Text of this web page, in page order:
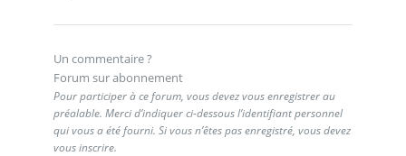
Un commentaire ?
Forum sur abonnement
Pour participer à ce forum, vous devez vous enregistrer au
préalable. Merci d’indiquer ci-dessous l’identifiant personnel
qui vous a été fourni. Si vous n’êtes pas enregistré, vous devez
vous inscrire.